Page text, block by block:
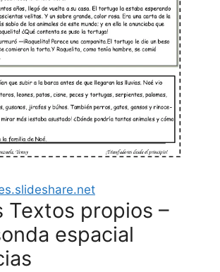
Textos propios –
espacial